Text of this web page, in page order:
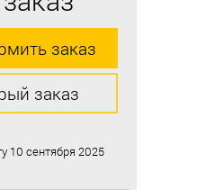
заказ
заказ
10 сентября 2025
заказ
заказ
10 сентября 2025